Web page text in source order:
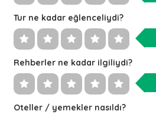
Tur ne kadar eğlenceliydi?
Rehberler ne kadar ilgiliydi?
Oteller / yemekler nasıldı?